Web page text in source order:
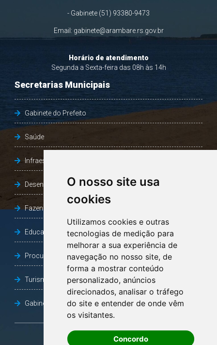
O nosso site usa
cookies
Utilizamos cookies e outras
tecnologias de medição para
melhorar a sua experiência de
navegação no nosso site, de
forma a mostrar conteúdo
personalizado, anúncios
direcionados, analisar o tráfego
do site e entender de onde vêm
os visitantes.
Concordo
- Gabinete (51) 93380-9473
Email: gabinete@arambare.rs.gov.br
Horário de atendimento
Segunda a Sexta-feira das 08h às 14h
Secretarias Municipais
Gabinete do Prefeito
Saúde
Infraestrutura, Agricultura e Meio Ambiente
Desenvolvimento Social
Fazenda e Desenvolvimento Econômico
Educação
Procuradoria Geral do Município
Turismo, Desporto e Cultura
Gabinete Vice-Prefeito
OUVIDORIA